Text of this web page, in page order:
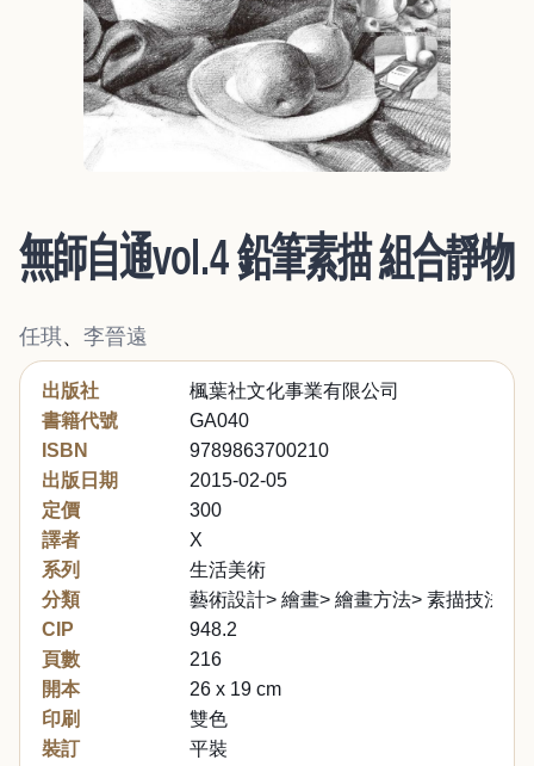
無師自通vol.4 鉛筆素描 組合靜物
任琪、 李晉遠
出版社
楓葉社文化事業有限公司
書籍代號
GA040
ISBN
9789863700210
出版日期
2015-02-05
定價
300
譯者
X
系列
生活美術
分類
藝術設計> 繪畫> 繪畫方法> 素描技法
CIP
948.2
頁數
216
開本
26 x 19 cm
印刷
雙色
裝訂
平裝